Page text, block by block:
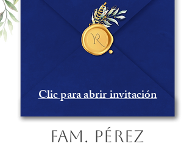
Clic para abrir invitación
Fam. Pérez